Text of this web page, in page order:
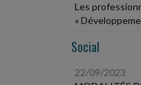
Les
«
Social
22/09/2023